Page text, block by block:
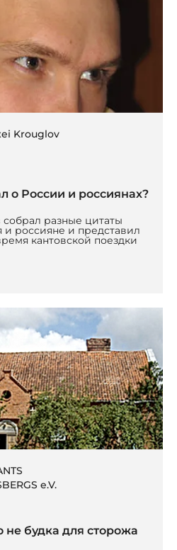
Krouglov
о России и россиянах?
разные цитаты
и россияне и представил
кантовской поездки
e.V.
будка для сторожа